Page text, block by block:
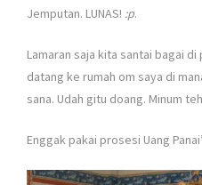
Jemputan. LUNAS! :p.
Lamaran saja kita santai bagai
datang ke rumah om saya di
sana. Udah gitu doang. Minum
Enggak pakai prosesi Uang